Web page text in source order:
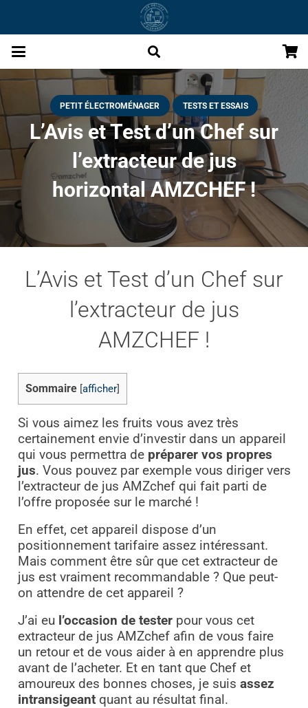
PETIT ÉLECTROMÉNAGER TESTS ET ESSAIS
L’Avis et Test d’un Chef sur
l’extracteur de jus
horizontal AMZCHEF !
L’Avis et Test d’un Chef sur
l’extracteur de jus
AMZCHEF !
Sommaire afficher]
Si vous aimez les fruits vous avez très
certainement envie d’investir dans un appareil
qui vous permettra de préparer vos propres
jus. Vous pouvez par exemple vous diriger vers
l’extracteur de jus AMZchef qui fait parti de
l’offre proposée sur le marché !
En effet, cet appareil dispose d’un
positionnement tarifaire assez intéressant.
Mais comment être sûr que cet extracteur de
jus est vraiment recommandable ? Que peut-
on attendre de cet appareil ?
J’ai eu l’occasion de testerpour vous cet
extracteur de jus AMZchef afin de vous faire
un retour et de vous aider à en apprendre plus
avant de l’acheter. Et en tant que Chef et
amoureux des bonnes choses, je suis assez
intransigeantquant au résultat final.